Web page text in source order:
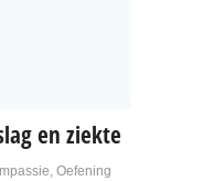
en ziekte
, Oefening